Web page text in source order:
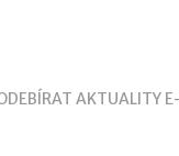
AKTUALITY